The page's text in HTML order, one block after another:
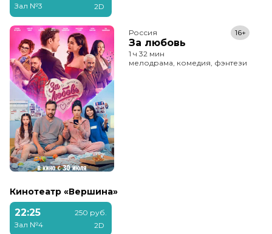
Зал №3
2D
Россия
За любовь
16+
1 ч 32 мин
мелодрама, комедия, фэнтези
Кинотеатр «Вершина»
22:25
Зал №4
250 руб.
2D